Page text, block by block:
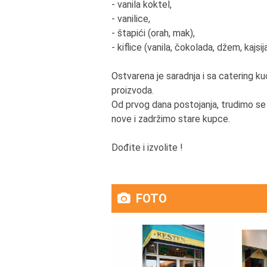
11.
Ako
- vanila koktel,
- vanilice,
- štapići (orah, mak),
- kiflice (vanila, čokolada, džem,
Ostvarena je saradnja i sa catering
proizvoda.
Od prvog dana postojanja, trudimo
nove i zadržimo stare kupce.
Dođite i izvolite !
FOTO